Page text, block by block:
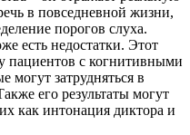
в повседневной жизни,
порогов слуха.
есть недостатки. Этот
пациентов с когнитивными
могут затрудняться в
его результаты могут
как интонация диктора и